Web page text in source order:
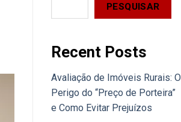
PESQUISAR
Recent Posts
Avaliação de Imóveis Rurais: O
Perigo do “Preço de Porteira”
e Como Evitar Prejuízos